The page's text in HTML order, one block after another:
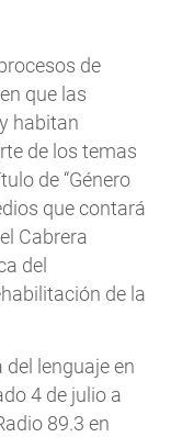
de
que las
habitan
de los temas
de “Género
que contará
Cabrera
del
de la
lenguaje en
4 de julio a
89.3 en